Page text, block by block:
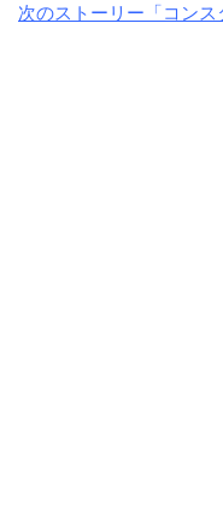
次のストーリー「コン